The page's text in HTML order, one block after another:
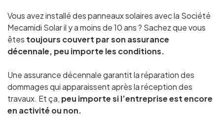
Vous avez installé des panneaux solaires avec la Société
Mecamidi Solaril y a moins de 10 ans ? Sachez que vous
êtes toujours couvert par son assurance
décennale, peu importe les conditions.
Une assurance décennale garantit la réparation des
dommages qui apparaissent après la réception des
travaux. Et ça, peu importe si l’entreprise est encore
en activité ou non.